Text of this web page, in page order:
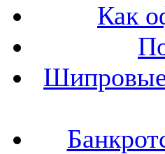
Как
Шипровые